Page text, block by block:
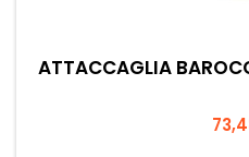
ATTACCAGLIA